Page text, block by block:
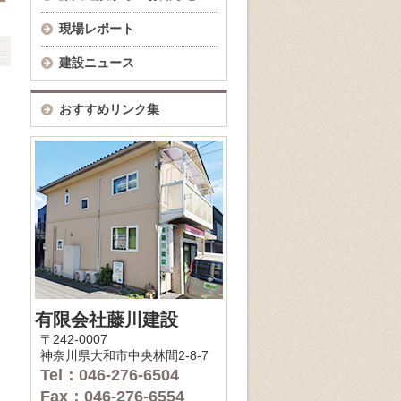
現場レポート
建設ニュース
おすすめリンク集
有限会社藤川建設
〒242-0007
神奈川県大和市中央林間2-8-7
Tel：046-276-6504
Fax：046-276-6554